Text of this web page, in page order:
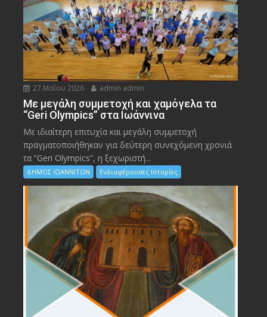
27 Μαΐου 2026 admin admin
Με μεγάλη συμμετοχή και χαμόγελα τα
“Geri Olympics” στα Ιωάννινα
Με ιδιαίτερη επιτυχία και μεγάλη συμμετοχή
πραγματοποιήθηκαν για δεύτερη συνεχόμενη χρονιά
τα “Geri Olympics”, η ξεχωριστή...
ΔΗΜΟΣ ΙΩΑΝΝΙΤΩΝ Ενδιαφέρουσες Ιστορίες